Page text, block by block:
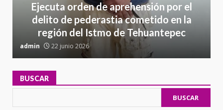
Ejecuta orden de aprehensión por el
delito de pederastia cometido en la
región del Istmo de Tehuantepec
admin 22 junio 2026
BUSCAR
BUSCAR